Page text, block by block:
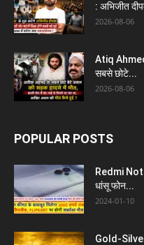
: अभिजीत
2026-08-06
Atiq
सबसे छोटे...
2026-08-06
POPULAR POSTS
Redmi
धांसू फोन...
2024-01-10
Gold-Silver